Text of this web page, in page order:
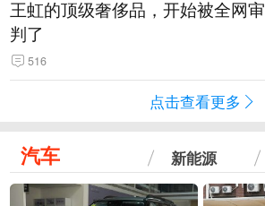
王虹的顶级奢侈品，开始被全网审
判了
516
点击查看更多
汽车 新能源